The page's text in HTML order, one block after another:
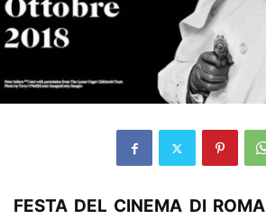
FESTA DEL CINEMA DI ROMA